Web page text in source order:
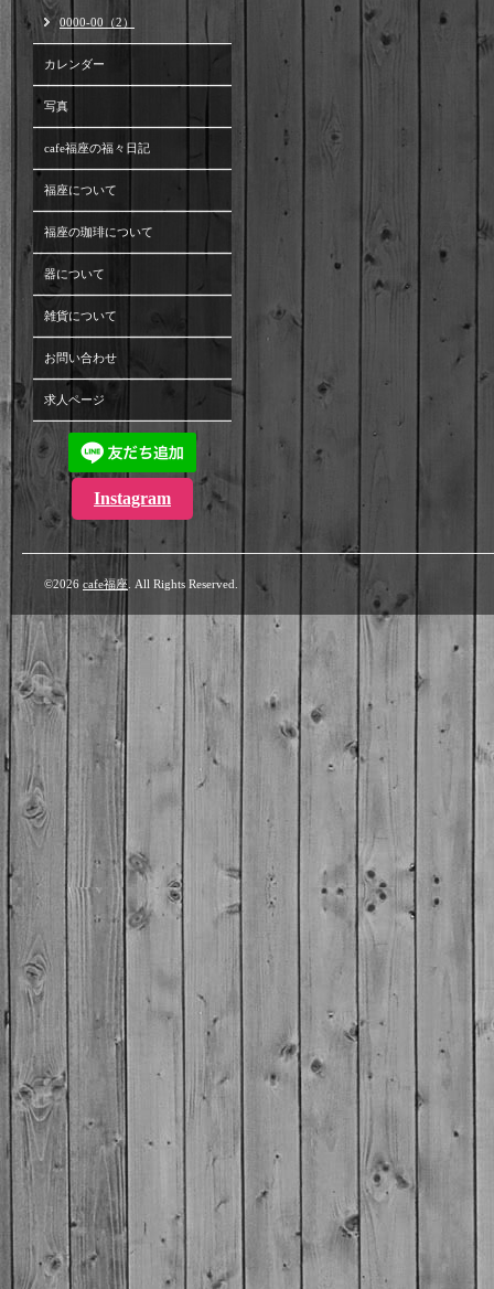
0000-00（2）
カレンダー
写真
cafe福座の福々日記
福座について
福座の珈琲について
器について
雑貨について
お問い合わせ
求人ページ
Instagram
©2026 cafe福座 . All Rights Reserved.